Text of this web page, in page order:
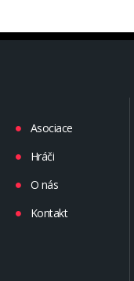
Asociace
Hráči
O nás
Kontakt